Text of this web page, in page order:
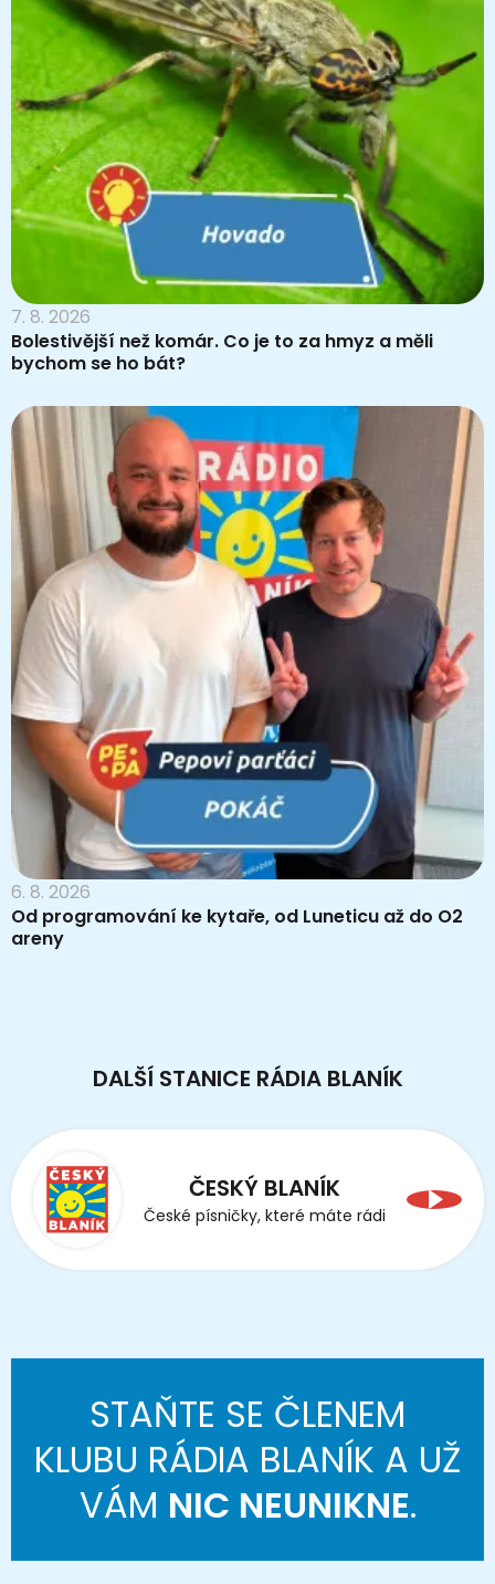
7. 8. 2026
Bolestivější než komár. Co je to za hmyz a měli
bychom se ho bát?
6. 8. 2026
Od programování ke kytaře, od Luneticu až do O2
areny
DALŠÍ STANICE RÁDIA BLANÍK
ČESKÝ BLANÍK
České písničky, které máte rádi
STAŇTE SE ČLENEM
KLUBU RÁDIA BLANÍK A UŽ
VÁM NIC NEUNIKNE.